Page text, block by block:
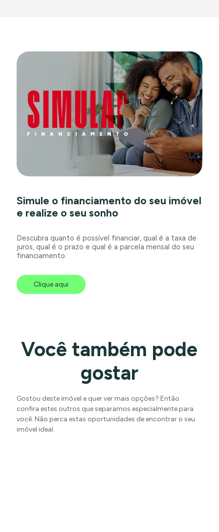
Simule o financiamento do seu imóvel
e realize o seu sonho
Descubra quanto é possível financiar, qual é a taxa de
juros, qual é o prazo e qual é a parcela mensal do seu
financiamento.
Clique aqui
Você também pode
gostar
Gostou deste imóvel e quer ver mais opções? Então
confira estes outros que separamos especialmente para
você. Não perca estas oportunidades de encontrar o seu
imóvel ideal.